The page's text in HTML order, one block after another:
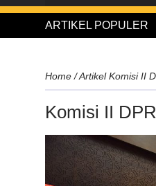
ARTIKEL POPULER
Layanan Kesehatan di
Home /Artikel Komisi II
Komisi II